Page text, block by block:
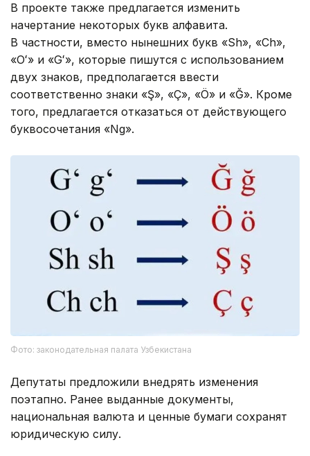
В проекте также предлагается изменить
начертание некоторых букв алфавита.
В частности, вместо нынешних букв «Sh», «Ch»,
«Oʻ» и «Gʻ», которые пишутся с использованием
двух знаков, предполагается ввести
соответственно знаки «Ş», «Ç», «Ö» и «Ğ». Кроме
того, предлагается отказаться от действующего
буквосочетания «Ng».
Фото: законодательная палата Узбекистана
Депутаты предложили внедрять изменения
поэтапно. Ранее выданные документы,
национальная валюта и ценные бумаги сохранят
юридическую силу.